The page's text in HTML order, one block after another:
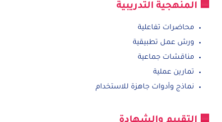
🟦 المنهجية التدريبية
محاضرات تفاعلية
ورش عمل تطبيقية
مناقشات جماعية
تمارين عملية
نماذج وأدوات جاهزة للاستخدام